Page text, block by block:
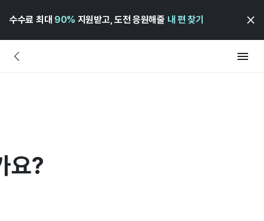
수수료 최대 90% 지원받고, 도전 응원해줄 내 편 찾기
요?